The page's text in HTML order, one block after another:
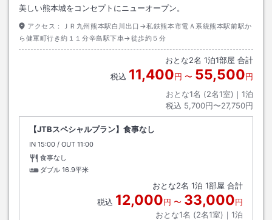
美しい熊本城をコンセプトにニューオープン。
アクセス：
ＪＲ九州熊本駅白川出口→私鉄熊本市電Ａ系統熊本駅前駅か
ら健軍町行き約１１分辛島駅下車→徒歩約５分
おとな2名 1泊1部屋 合計
税込 11,400円 〜 55,500円
おとな1名 (2名1室)｜ 1泊
税込 5,700円〜27,750円
【JTBスペシャルプラン】食事なし
IN チェックイン
15:00 / OUT チェックアウト
11:00
食事なし
ダブル 16.9平米
おとな2名 1泊 1部屋 合計
税込 12,000円 〜 33,000円
おとな1名 (2名1室)｜ 1泊